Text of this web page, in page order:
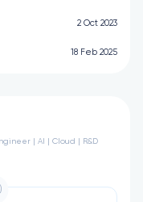
2 Oct 2023
18 Feb 2025
| AI | Cloud | R&D